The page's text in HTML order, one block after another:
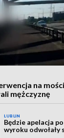
na
mężczyznę
LUBLIN
Będzie apelacja
wyroku odwołały